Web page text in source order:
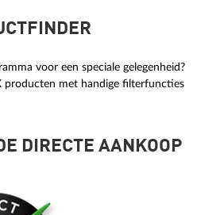
voor een speciale gelegenheid?
producten met handige filterfuncties
DIRECTE AANKOOP